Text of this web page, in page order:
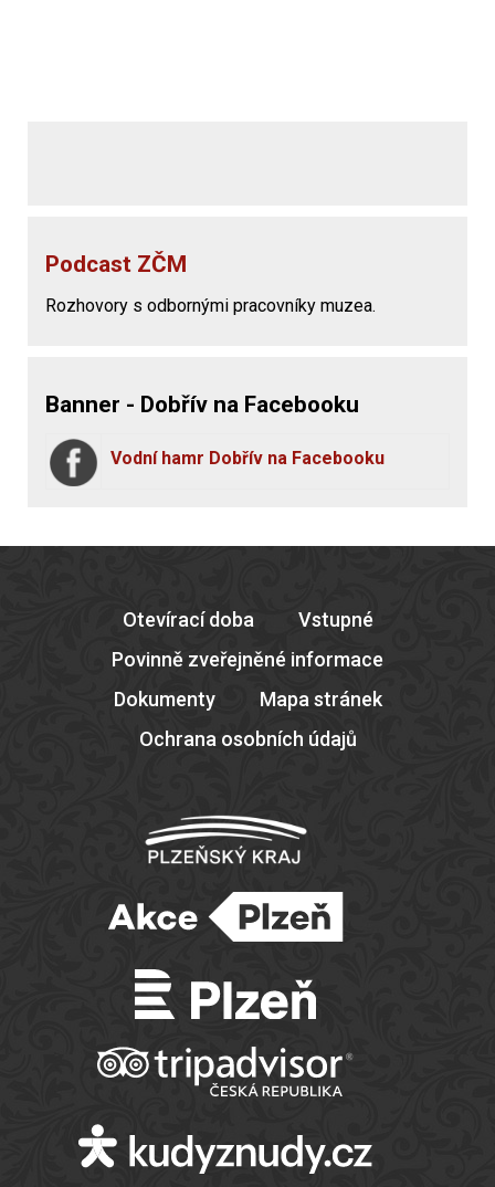
Podcast ZČM
Rozhovory s odbornými pracovníky muzea.
Banner - Dobřív na Facebooku
Vodní hamr Dobřív na Facebooku
Otevírací doba
Vstupné
Povinně zveřejněné informace
Dokumenty
Mapa stránek
Ochrana osobních údajů